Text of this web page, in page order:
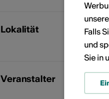
Lokalität
Veranstalter
Falls
und
Sie in